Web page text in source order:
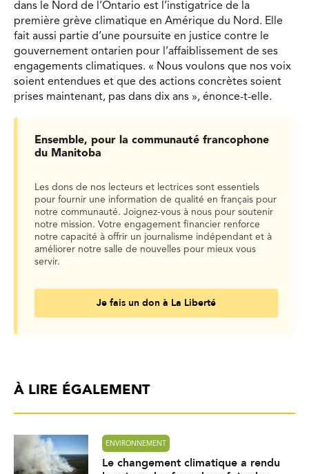
dans le Nord de l’Ontario est l’instigatrice de la
première grève climatique en Amérique du Nord. Elle
fait aussi partie d’une poursuite en justice contre le
gouvernement ontarien pour l’affaiblissement de ses
engagements climatiques. « Nous voulons que nos voix
soient entendues et que des actions concrètes soient
prises maintenant, pas dans dix ans », énonce-t-elle.
Ensemble, pour la communauté francophone
du Manitoba
Les dons de nos lecteurs et lectrices sont essentiels
pour fournir une information de qualité en français pour
notre communauté. Joignez-vous à nous pour soutenir
notre mission. Votre engagement financier renforce
notre capacité à offrir un journalisme indépendant et à
améliorer notre salle de nouvelles pour mieux vous
servir.
Je fais un don à La Liberté
À LIRE ÉGALEMENT
ENVIRONNEMENT
Le changement climatique a rendu